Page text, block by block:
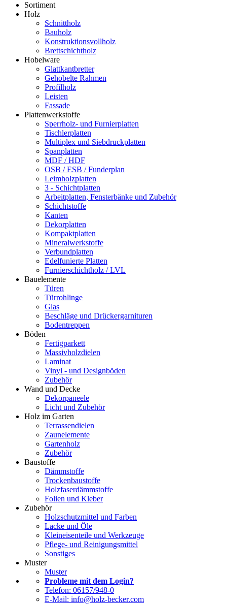
Sortiment
Holz
Schnittholz
Bauholz
Konstruktionsvollholz
Brettschichtholz
Hobelware
Glattkantbretter
Gehobelte Rahmen
Profilholz
Leisten
Fassade
Plattenwerkstoffe
Sperrholz- und Furnierplatten
Tischlerplatten
Multiplex und Siebdruckplatten
Spanplatten
MDF / HDF
OSB / ESB / Funderplan
Leimholzplatten
3 - Schichtplatten
Arbeitplatten, Fensterbänke und Zubehör
Schichtstoffe
Kanten
Dekorplatten
Kompaktplatten
Mineralwerkstoffe
Verbundplatten
Edelfunierte Platten
Furnierschichtholz / LVL
Bauelemente
Türen
Türrohlinge
Glas
Beschläge und Drückergarnituren
Bodentreppen
Böden
Fertigparkett
Massivholzdielen
Laminat
Vinyl - und Designböden
Zubehör
Wand und Decke
Dekorpaneele
Licht und Zubehör
Holz im Garten
Terrassendielen
Zaunelemente
Gartenholz
Zubehör
Baustoffe
Dämmstoffe
Trockenbaustoffe
Holzfaserdämmstoffe
Folien und Kleber
Zubehör
Holzschutzmittel und Farben
Lacke und Öle
Kleineisenteile und Werkzeuge
Pflege- und Reinigungsmittel
Sonstiges
Muster
Muster
Probleme mit dem Login?
Telefon: 06157/948-0
E-Mail: info@holz-becker.com